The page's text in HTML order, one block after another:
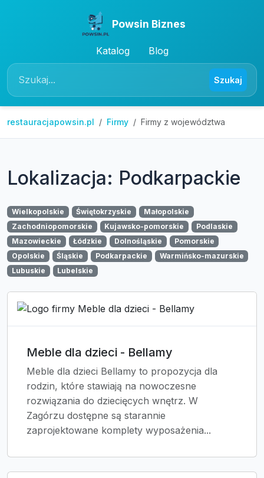
Powsin Biznes
Katalog Blog
Szukaj
restauracjapowsin.pl Firmy Firmy z województwa
Lokalizacja: Podkarpackie
Wielkopolskie Świętokrzyskie
Małopolskie
Zachodniopomorskie
Kujawsko-pomorskie
Podlaskie
Mazowieckie
Łódzkie Dolnośląskie
Pomorskie
Opolskie
Śląskie Podkarpackie
Warmińsko-mazurskie
Lubuskie
Lubelskie
Meble dla dzieci - Bellamy
Meble dla dzieci Bellamy to propozycja dla
rodzin, które stawiają na nowoczesne
rozwiązania do dziecięcych wnętrz. W
Zagórzu dostępne są starannie
zaprojektowane komplety wyposażenia...